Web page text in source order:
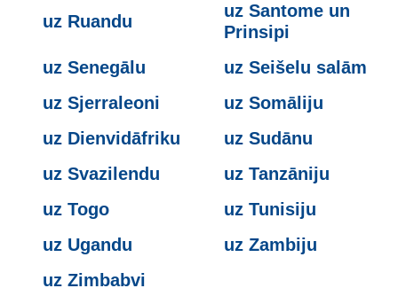
uz Ruandu
uz Santome un
Prinsipi
uz Senegālu
uz Seišelu salām
uz Sjerraleoni
uz Somāliju
uz Dienvidāfriku
uz Sudānu
uz Svazilendu
uz Tanzāniju
uz Togo
uz Tunisiju
uz Ugandu
uz Zambiju
uz Zimbabvi